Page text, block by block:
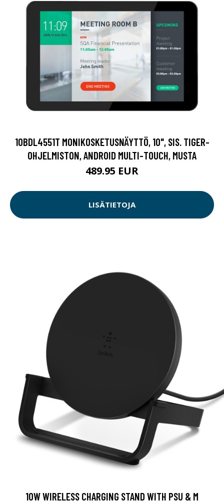
10BDL4551T MONIKOSKETUSNÄYTTÖ, 10", SIS. TIGER-
OHJELMISTON, ANDROID MULTI-TOUCH, MUSTA
489.95 EUR
LISÄTIETOJA
10W WIRELESS CHARGING STAND WITH PSU & M